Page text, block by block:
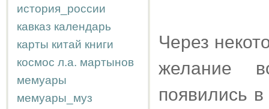
история_россии
кавказ календарь
карты китай книги
космос л.а. мартынов
мемуары
мемуары_муз
Через
желание
появились